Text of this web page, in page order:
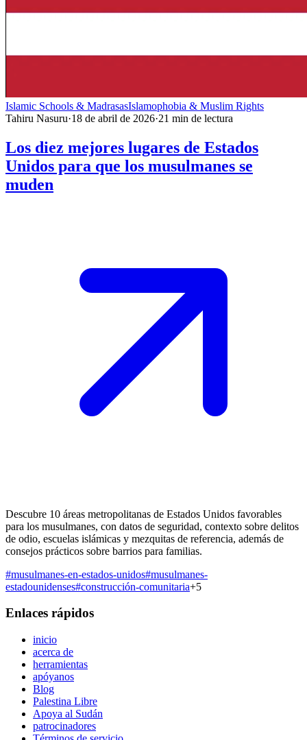
Islamic Schools & MadrasasIslamophobia & Muslim Rights
Tahiru Nasuru·18 de abril de 2026·21 min de lectura
Los diez mejores lugares de Estados
Unidos para que los musulmanes se
muden
Descubre 10 áreas metropolitanas de Estados Unidos favorables
para los musulmanes, con datos de seguridad, contexto sobre delitos
de odio, escuelas islámicas y mezquitas de referencia, además de
consejos prácticos sobre barrios para familias.
#musulmanes-en-estados-unidos#musulmanes-
estadounidenses#construcción-comunitaria+5
Enlaces rápidos
inicio
acerca de
herramientas
apóyanos
Blog
Palestina Libre
Apoya al Sudán
patrocinadores